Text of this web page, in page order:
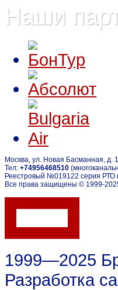
Наши
Москва, ул. Новая Басманная, д.
Тел: +74956468510
Реестровый №019122 серия РТО
Все права защищены © 1999-2025
1999—2025
Разработка